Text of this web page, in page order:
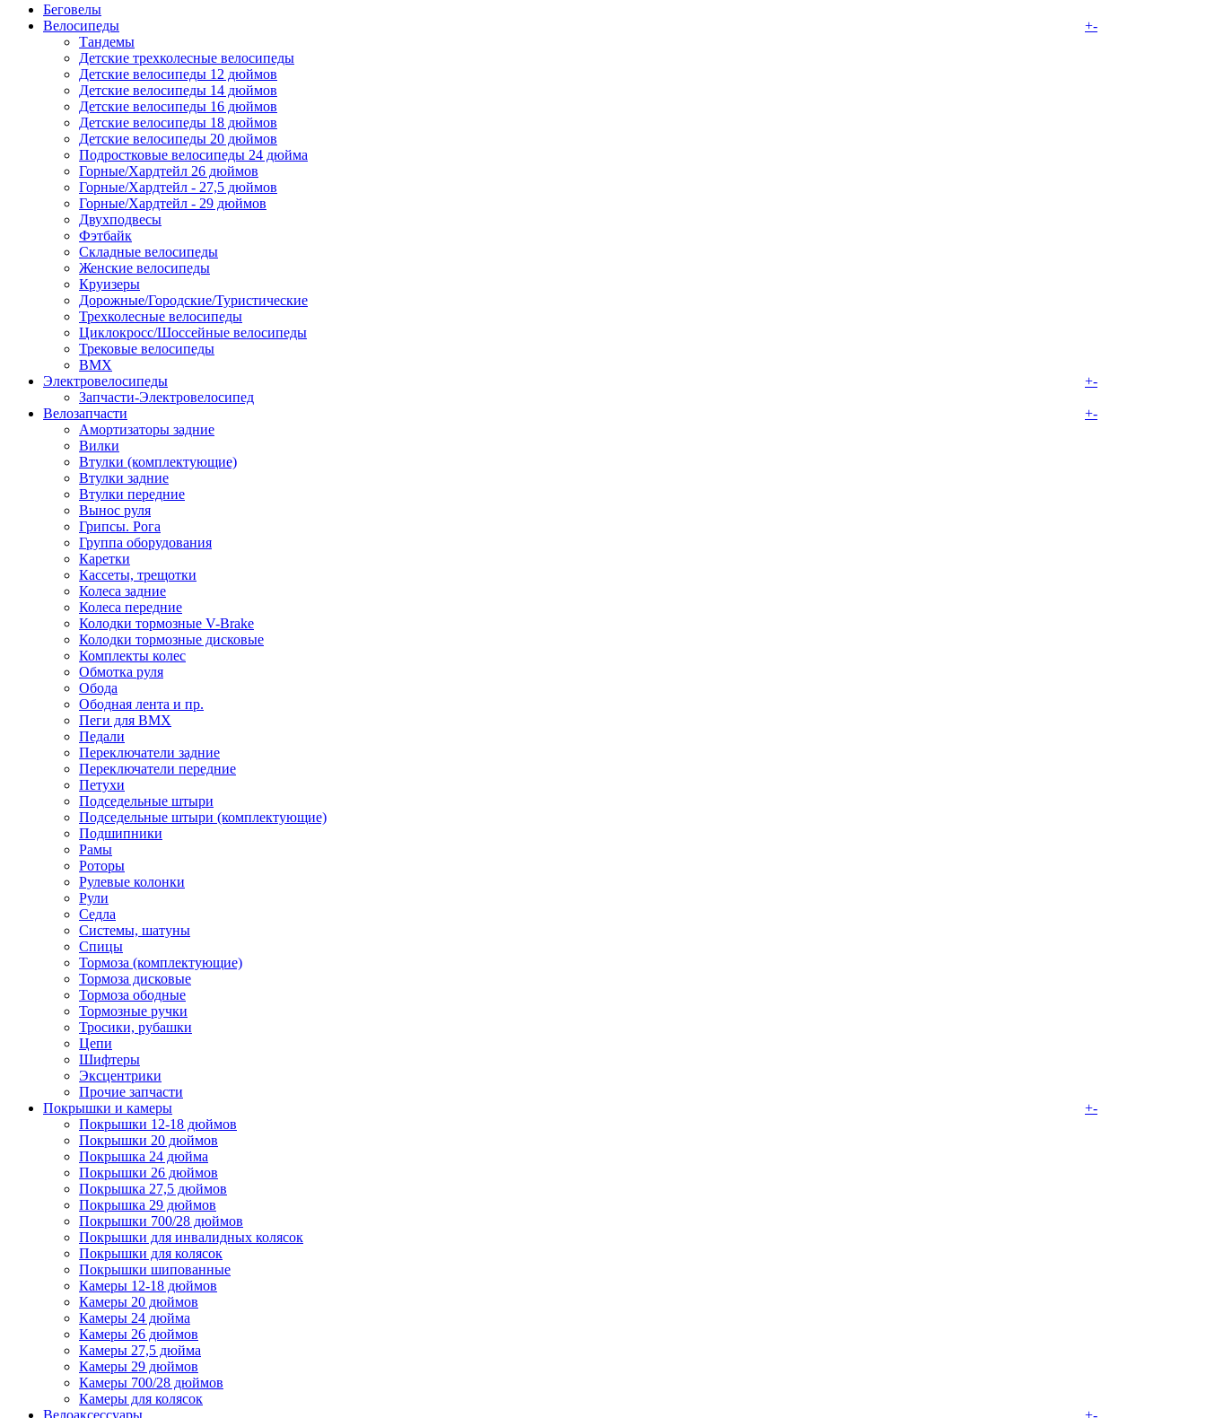
Беговелы
Велосипеды
+-
Тандемы
Детские трехколесные велосипеды
Детские велосипеды 12 дюймов
Детские велосипеды 14 дюймов
Детские велосипеды 16 дюймов
Детские велосипеды 18 дюймов
Детские велосипеды 20 дюймов
Подростковые велосипеды 24 дюйма
Горные/Хардтейл 26 дюймов
Горные/Хардтейл - 27,5 дюймов
Горные/Хардтейл - 29 дюймов
Двухподвесы
Фэтбайк
Складные велосипеды
Женские велосипеды
Круизеры
Дорожные/Городские/Туристические
Трехколесные велосипеды
Циклокросс/Шоссейные велосипеды
Трековые велосипеды
BMX
Электровелосипеды
+-
Запчасти-Электровелосипед
Велозапчасти
+-
Амортизаторы задние
Вилки
Втулки (комплектующие)
Втулки задние
Втулки передние
Вынос руля
Грипсы. Рога
Группа оборудования
Каретки
Кассеты, трещотки
Колеса задние
Колеса передние
Колодки тормозные V-Brake
Колодки тормозные дисковые
Комплекты колес
Обмотка руля
Обода
Ободная лента и пр.
Пеги для BMX
Педали
Переключатели задние
Переключатели передние
Петухи
Подседельные штыри
Подседельные штыри (комплектующие)
Подшипники
Рамы
Роторы
Рулевые колонки
Рули
Седла
Системы, шатуны
Спицы
Тормоза (комплектующие)
Тормоза дисковые
Тормоза ободные
Тормозные ручки
Тросики, рубашки
Цепи
Шифтеры
Эксцентрики
Прочие запчасти
Покрышки и камеры
+-
Покрышки 12-18 дюймов
Покрышки 20 дюймов
Покрышка 24 дюйма
Покрышки 26 дюймов
Покрышка 27,5 дюймов
Покрышка 29 дюймов
Покрышки 700/28 дюймов
Покрышки для инвалидных колясок
Покрышки для колясок
Покрышки шипованные
Камеры 12-18 дюймов
Камеры 20 дюймов
Камеры 24 дюйма
Камеры 26 дюймов
Камеры 27,5 дюйма
Камеры 29 дюймов
Камеры 700/28 дюймов
Камеры для колясок
Велоаксессуары
+-